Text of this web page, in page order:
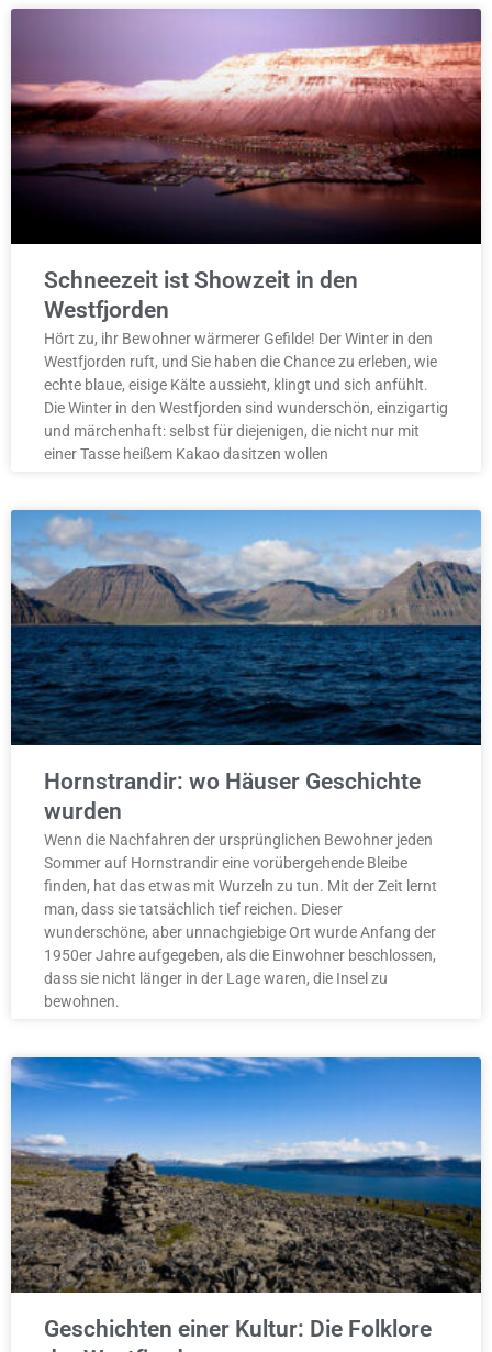
Schneezeit ist Showzeit in den
Westfjorden
Hört zu, ihr Bewohner wärmerer Gefilde! Der Winter in den
Westfjorden ruft, und Sie haben die Chance zu erleben, wie
echte blaue, eisige Kälte aussieht, klingt und sich anfühlt.
Die Winter in den Westfjorden sind wunderschön, einzigartig
und märchenhaft: selbst für diejenigen, die nicht nur mit
einer Tasse heißem Kakao dasitzen wollen
Hornstrandir: wo Häuser Geschichte
wurden
Wenn die Nachfahren der ursprünglichen Bewohner jeden
Sommer auf Hornstrandir eine vorübergehende Bleibe
finden, hat das etwas mit Wurzeln zu tun. Mit der Zeit lernt
man, dass sie tatsächlich tief reichen. Dieser
wunderschöne, aber unnachgiebige Ort wurde Anfang der
1950er Jahre aufgegeben, als die Einwohner beschlossen,
dass sie nicht länger in der Lage waren, die Insel zu
bewohnen.
Geschichten einer Kultur: Die Folklore